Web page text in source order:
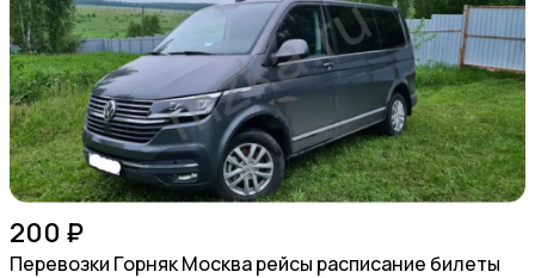
200 ₽
Перевозки Горняк Москва рейсы расписание билеты